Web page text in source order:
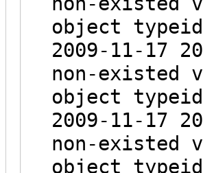
object
2009-11-17
non-existed
object
2009-11-17
non-
object